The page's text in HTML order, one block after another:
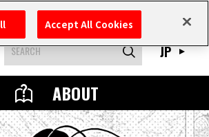
ABOUT
JP
Accept All Cookies